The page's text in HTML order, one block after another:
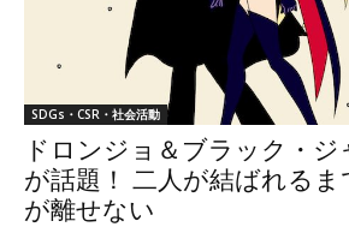
SDGs・CSR・社会活動
ドロンジョ＆ブラック・
が話題！ 二人が結ばれるま
が離せない